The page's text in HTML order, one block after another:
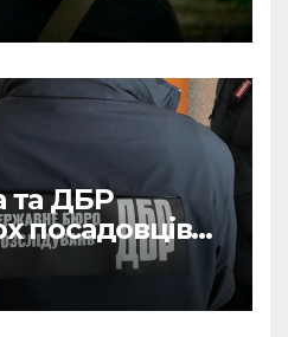
та ДБР
посадовців
на вимаганні
вигоди у